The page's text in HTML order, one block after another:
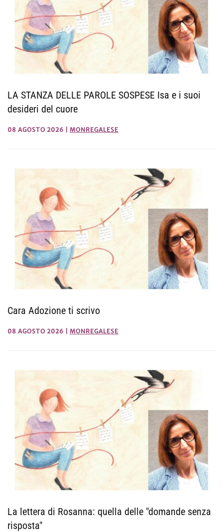
LA STANZA DELLE PAROLE SOSPESE Isa e i suoi
desideri del cuore
08 AGOSTO 2026 MONREGALESE
Cara Adozione ti scrivo
08 AGOSTO 2026 MONREGALESE
La lettera di Rosanna: quella delle "domande senza
risposta"